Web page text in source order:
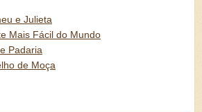
e Julieta
Mais Fácil do Mundo
Padaria
de Moça